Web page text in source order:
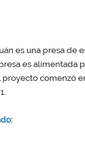
es una presa
es alimentada
comenzó